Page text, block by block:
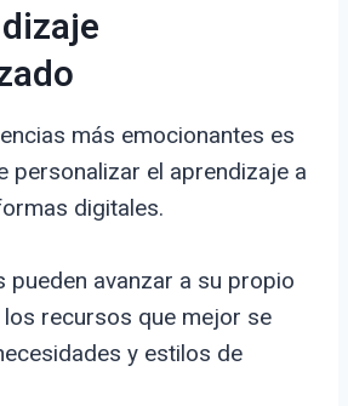
más emocionantes es
personalizar el aprendizaje a
digitales.
pueden avanzar a su propio
recursos que mejor se
y estilos de